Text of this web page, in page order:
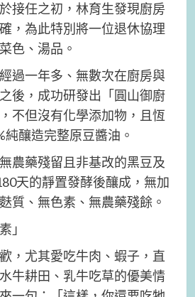
接任之初，林育生發現廚房
，為此特別將一位退休協理
色、湯品。
過一年多、無數次在廚房與
後，成功研發出「圓山御廚
不但沒有化學添加物，且恆
釀造完整原豆醬油。
農藥殘留且非基改的黑豆及
天的靜置發酵後釀成，無加
質、無色素、無農藥殘餘。
」
，尤其愛吃牛肉、蝦子，直
牛耕田、乳牛吃草的優美情